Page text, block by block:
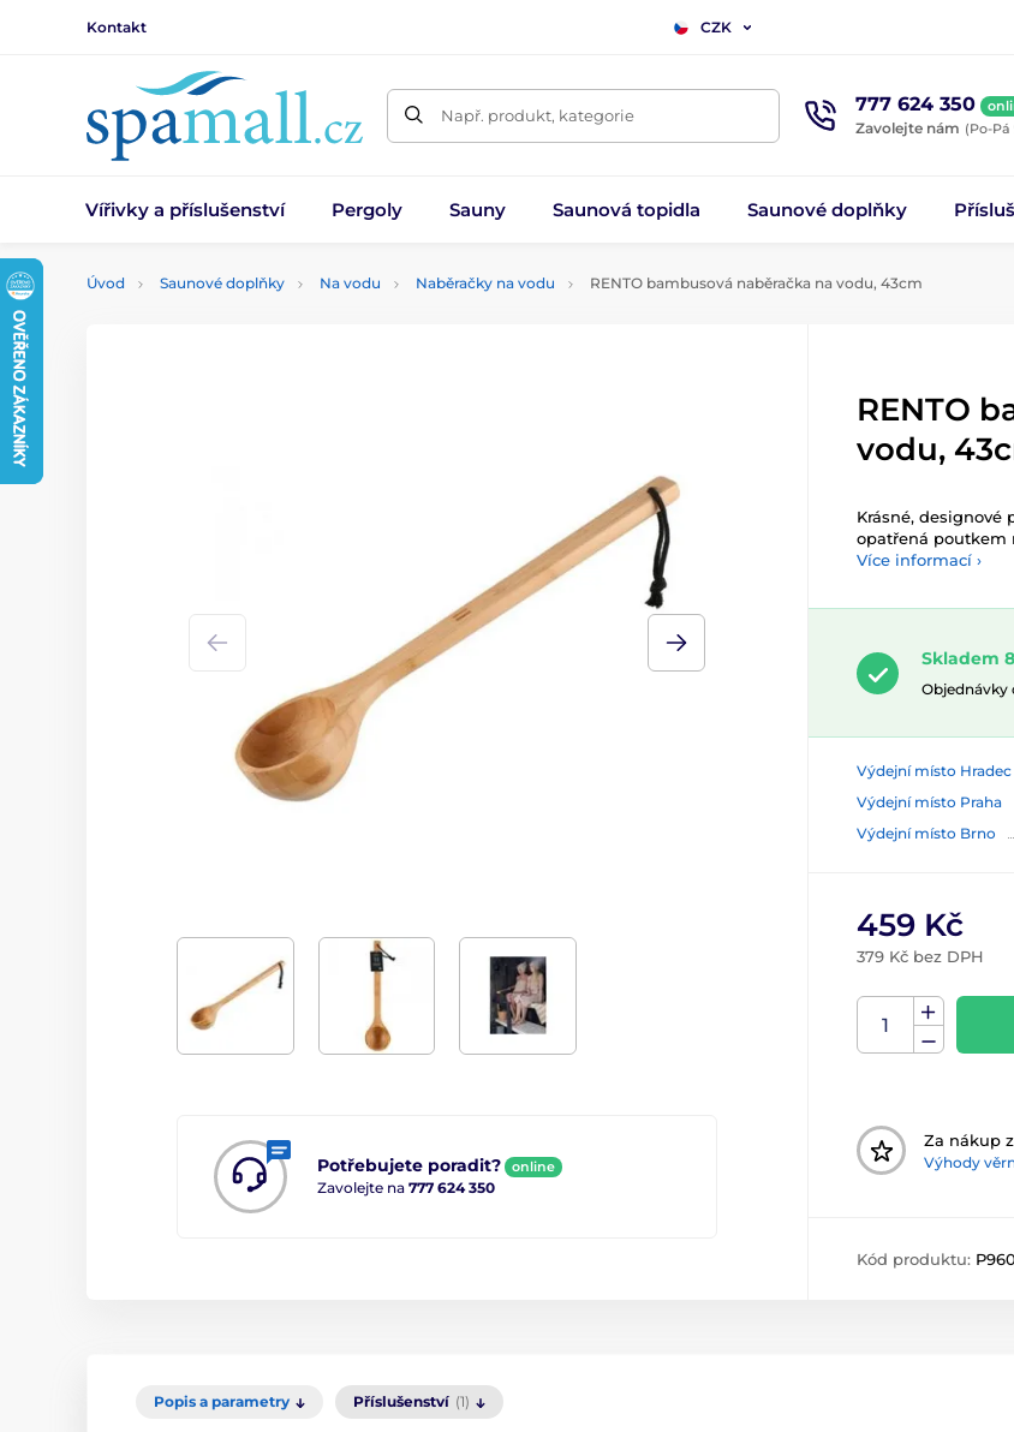
Kontakt CZK
Např. produkt, kategorie 777 624 350
Zavolejte nám (Po-Pá
Vířivky a příslušenství Pergoly Sauny Saunová topidla Saunové doplňky
Úvod Saunové doplňky Na vodu Naběračky na vodu RENTO bambusová naběračka na vodu, 43cm
Potřebujete poradit? online
Zavolejte na 777 624 350
RENTO
vodu,
Krásné, designové
opatřená poutkem
Více informací ›
Skladem
Objednávky
Výdejní místo Hradec
Výdejní místo Praha
Výdejní místo Brno
459 Kč
379 Kč bez DPH
Za nákup
Výhody
Kód produktu: P960
Popis a parametry Příslušenství (1)